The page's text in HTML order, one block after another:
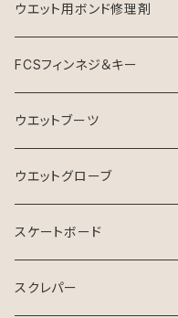
ウエット用ボンド修理剤
FCSフィンネジ＆キー
ウエットブーツ
リーフブーツ
ウエットグローブ
スケートボード
スクレパー